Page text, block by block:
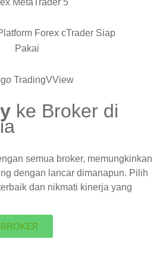
ke Broker di
semua broker, memungkinkan
dengan lancar dimanapun. Pilih
dan nikmati kinerja yang